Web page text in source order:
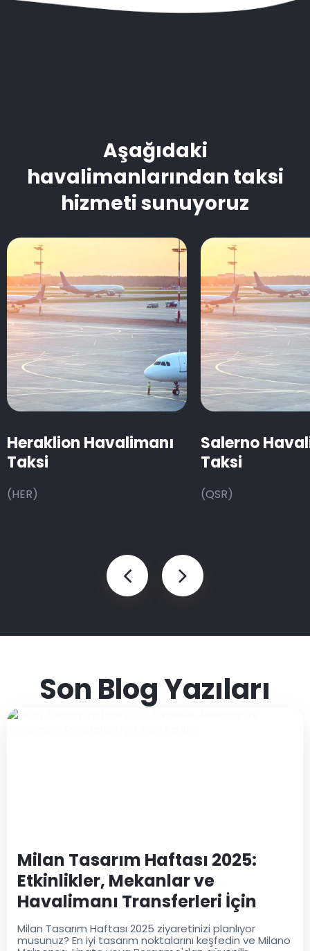
Aşağıdaki
havalimanlarından taksi
hizmeti sunuyoruz
Heraklion Havalimanı
Taksi
(HER)
Salerno
Taksi
(QSR)
Son Blog Yazıları
Milan Tasarım Haftası 2025:
Etkinlikler, Mekanlar ve
Havalimanı Transferleri İçin
Tam Rehber
Milan Tasarım Haftası 2025 ziyaretinizi planlıyor
musunuz? En iyi tasarım noktalarını keşfedin ve Milano